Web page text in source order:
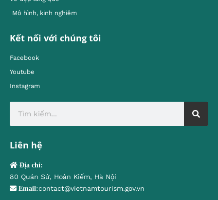
Mô hình, kinh nghiêm
Kết nối với chúng tôi
Facebook
Youtube
Instagram
Liên hệ
Địa chỉ:
80 Quán Sứ, Hoàn Kiếm, Hà Nội
Email:contact@vietnamtourism.gov.vn